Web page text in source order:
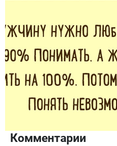
Комментарии